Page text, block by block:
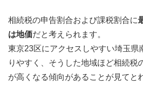
相続税の申告割合および課税割合に
は地価だと考えられます。
東京23区にアクセスしやすい埼玉県
りやすく、そうした地域ほど相続税
が高くなる傾向があることが見てと